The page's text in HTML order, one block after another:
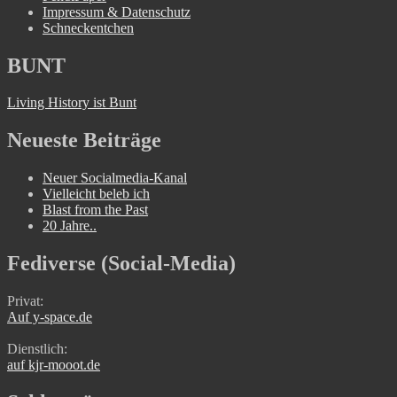
Impressum & Datenschutz
Schneckentchen
BUNT
Living History ist Bunt
Neueste Beiträge
Neuer Socialmedia-Kanal
Vielleicht beleb ich
Blast from the Past
20 Jahre..
Fediverse (Social-Media)
Privat:
Auf y-space.de
Dienstlich:
auf kjr-mooot.de